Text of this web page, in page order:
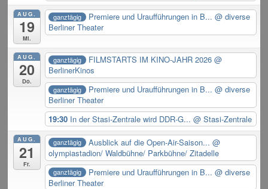
AUG.
19
Mi.
ganztägig Premiere und Uraufführungen in B... @ diverse
Berliner Theater
AUG.
20
Do.
ganztägig FILMSTARTS IM KINO-JAHR 2026 @
BerlinerKinos
ganztägig Premiere und Uraufführungen in B... @ diverse
Berliner Theater
19:30 In der Stasi-Zentrale wird DDR-G...@ Stasi-Zentrale
AUG.
21
Fr.
ganztägig Ausblick auf die Open-Air-Saison... @
olympiastadion/ Waldbühne/ Parkbühne/ Zitadelle
ganztägig Premiere und Uraufführungen in B... @ diverse
Berliner Theater